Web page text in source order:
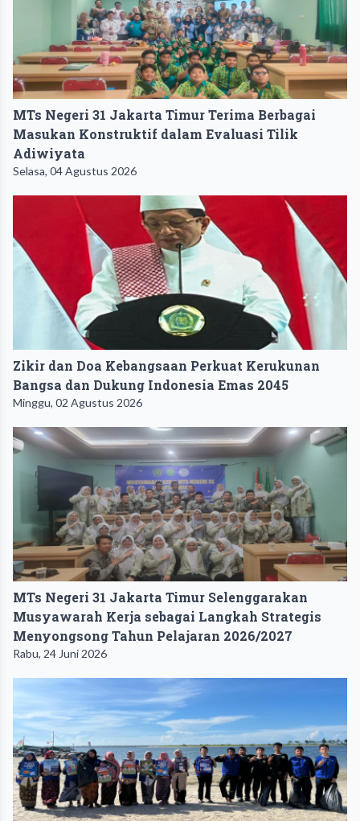
MTs Negeri 31 Jakarta Timur Terima Berbagai
Masukan Konstruktif dalam Evaluasi Tilik
Adiwiyata
Selasa, 04 Agustus 2026
Zikir dan Doa Kebangsaan Perkuat Kerukunan
Bangsa dan Dukung Indonesia Emas 2045
Minggu, 02 Agustus 2026
MTs Negeri 31 Jakarta Timur Selenggarakan
Musyawarah Kerja sebagai Langkah Strategis
Menyongsong Tahun Pelajaran 2026/2027
Rabu, 24 Juni 2026